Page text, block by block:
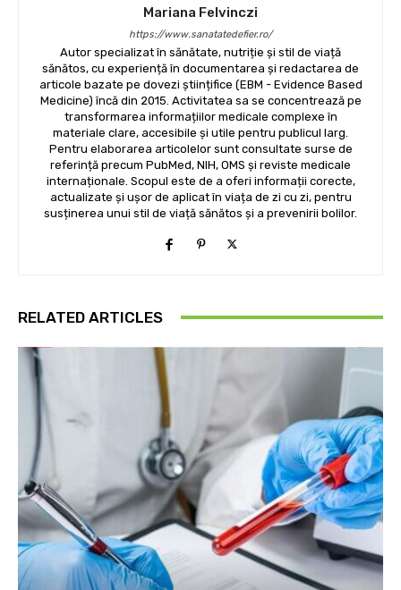
Mariana Felvinczi
https://www.sanatatedefier.ro/
Autor specializat în sănătate, nutriție și stil de viață
sănătos, cu experiență în documentarea și redactarea de
articole bazate pe dovezi științifice (EBM - Evidence Based
Medicine) încă din 2015. Activitatea sa se concentrează pe
transformarea informațiilor medicale complexe în
materiale clare, accesibile și utile pentru publicul larg.
Pentru elaborarea articolelor sunt consultate surse de
referință precum PubMed, NIH, OMS și reviste medicale
internaționale. Scopul este de a oferi informații corecte,
actualizate și ușor de aplicat în viața de zi cu zi, pentru
susținerea unui stil de viață sănătos și a prevenirii bolilor.
RELATED ARTICLES